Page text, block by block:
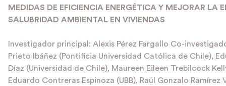
MEDIDAS DE EFICIENCIA ENERGÉTICA Y MEJORAR LA
SALUBRIDAD AMBIENTAL EN VIVIENDAS
Investigador principal: Alexis Pérez Fargallo Co-
Prieto Ibáñez (Pontificia Universidad Católica de Chile),
Díaz (Universidad de Chile), Maureen Eileen Trebilcock
Eduardo Contreras Espinoza (UBB), Raúl Gonzalo Ramírez